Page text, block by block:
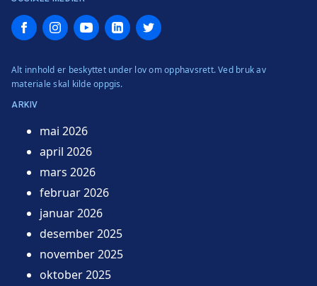
FacebookInstagramYouTubeLinkedInTwitter
Alt innhold er beskyttet under lov om opphavsrett. Ved bruk av
materiale skal kilde oppgis.
ARKIV
mai 2026
april 2026
mars 2026
februar 2026
januar 2026
desember 2025
november 2025
oktober 2025